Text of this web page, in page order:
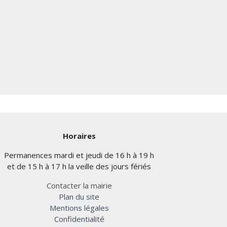
Horaires
Permanences mardi et jeudi de 16 h à 19 h
et de 15 h à 17 h la veille des jours fériés
Contacter la mairie
Plan du site
Mentions légales
Confidentialité